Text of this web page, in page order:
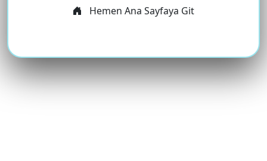
Hemen Ana Sayfaya Git